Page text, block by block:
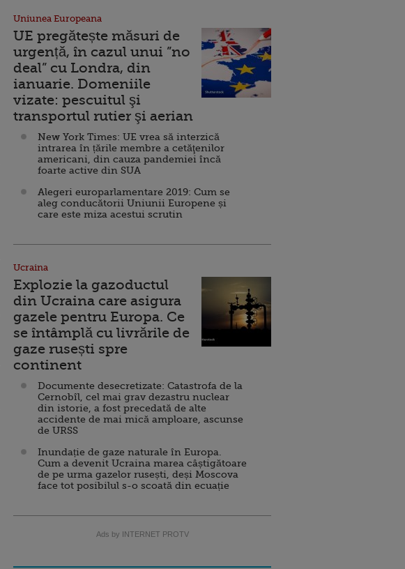
Uniunea Europeana
UE pregătește măsuri de
urgență, în cazul unui ”no
deal” cu Londra, din
ianuarie. Domeniile
vizate: pescuitul şi
transportul rutier şi aerian
New York Times: UE vrea să interzică
intrarea în țările membre a cetăţenilor
americani, din cauza pandemiei încă
foarte active din SUA
Alegeri europarlamentare 2019: Cum se
aleg conducătorii Uniunii Europene și
care este miza acestui scrutin
Ucraina
Explozie la gazoductul
din Ucraina care asigura
gazele pentru Europa. Ce
se întâmplă cu livrările de
gaze rusești spre
continent
Documente desecretizate: Catastrofa de la
Cernobîl, cel mai grav dezastru nuclear
din istorie, a fost precedată de alte
accidente de mai mică amploare, ascunse
de URSS
Inundație de gaze naturale în Europa.
Cum a devenit Ucraina marea câștigătoare
de pe urma gazelor rusești, deși Moscova
face tot posibilul s-o scoată din ecuație
Ads by INTERNET PROTV